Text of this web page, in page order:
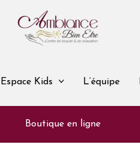
Espace Kids L’équipe
Boutique en ligne